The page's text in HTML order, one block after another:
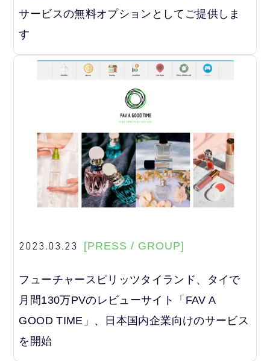
サービスの無料オプションとしてご提供しま
す
2023.03.23 [PRESS / GROUP]
フューチャースピリッツタイランド、タイで
月間130万PVのレビューサイト「FAV A
GOOD TIME」、日本国内企業向けのサービス
を開始